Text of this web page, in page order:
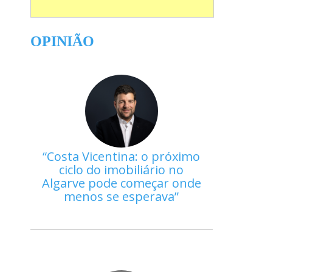
OPINIÃO
Costa Vicentina: o próximo
ciclo do imobiliário no
Algarve pode começar onde
menos se esperava